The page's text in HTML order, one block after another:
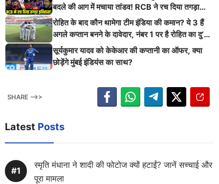
बदले की आग में मचाया तांडव! RCB ने रच दिया तगड़ा
इतिहास
रोहित के बाद कौन थामेगा टीम इंडिया की कमान? ये 3 हैं
अगले कप्तान बनने के दावेदार, नंबर 1 पर है रोहित का दु’
श्मन
सूर्यकुमार यादव को केकेआर की कप्तानी का ऑफर, क्या
छोड़ेंगे मुंबई इंडियंस का साथ?
SHARE -->>
Latest Posts
स्मृति मंधाना ने शादी की फोटोज क्यों हटाईं? जानें सच्चाई और
पूरा मामला